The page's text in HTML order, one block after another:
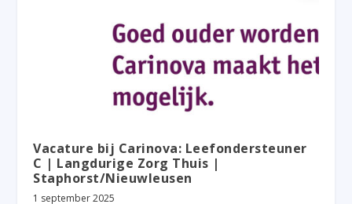
Vacature bij Carinova: Leefondersteuner
C | Langdurige Zorg Thuis |
Staphorst/Nieuwleusen
1 september 2025